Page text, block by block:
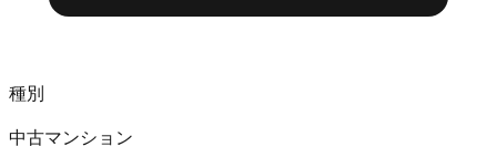
種別
中古マンション